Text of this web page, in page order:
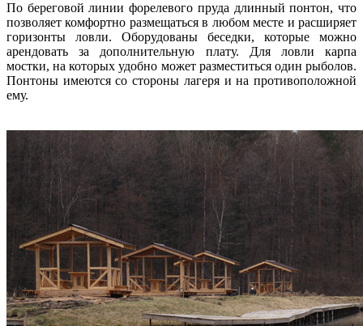
По береговой линии форелевого пруда длинный понтон, что
позволяет комфортно размещаться в любом месте и расширяет
горизонты ловли. Оборудованы беседки, которые можно
арендовать за дополнительную плату. Для ловли карпа
мостки, на которых удобно может разместиться один рыболов.
Понтоны имеются со стороны лагеря и на противоположной
ему.